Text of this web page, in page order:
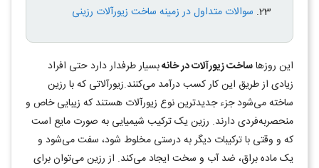
سوالات متداول در زمینه ساخت زیورآلات رزینی
این روزهاساخت زیورآلات در خانهبسیار طرفدار دارد حتی افراد
زیادی از طریق این کار کسب درآمد می‌کنند.زیورآلاتی که با رزین
ساخته می‌شود جزء جدیدترین نوع زیورآلات هستند که زیبایی خاص و
منحصربه‌فردی دارند. رزین یک ترکیب شیمیایی به صورت مایع است
که و وقتی با ترکیبات دیگر به درستی مخلوط شود، سفت می‌شود و
یک ماده براق، ضد آب و سخت ایجاد می‌کند. از رزین می‌توان برای